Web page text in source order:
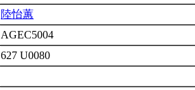
陸怡蕙
AGEC5004
627 U0080